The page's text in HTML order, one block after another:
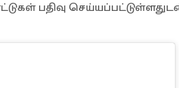
பதிவு